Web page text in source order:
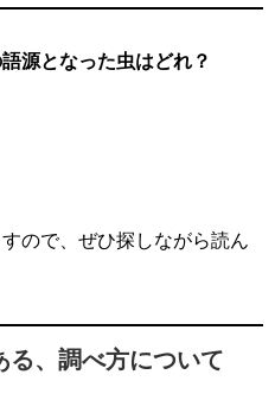
源となった虫はどれ？
ので、ぜひ探しながら読ん
る、調べ方について